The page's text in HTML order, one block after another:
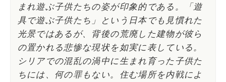
まれ遊ぶ子供たちの姿が印象的である。「遊
具で遊ぶ子供たち」という日本でも見慣れた
光景ではあるが、背後の荒廃した建物が彼ら
の置かれる悲惨な現状を如実に表している。
シリアでの混乱の渦中に生まれ育った子供た
ちには、何の罪もない。住む場所を内戦によ